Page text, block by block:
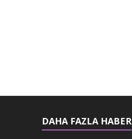
DAHA FAZLA HABER